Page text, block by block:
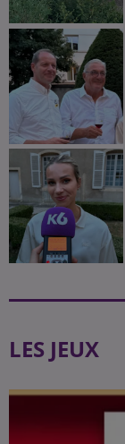
LES JEUX